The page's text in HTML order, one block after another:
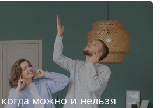
можно и нельзя